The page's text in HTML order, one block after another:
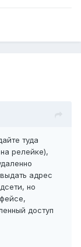
туда
релейке),
адрес
но
доступ